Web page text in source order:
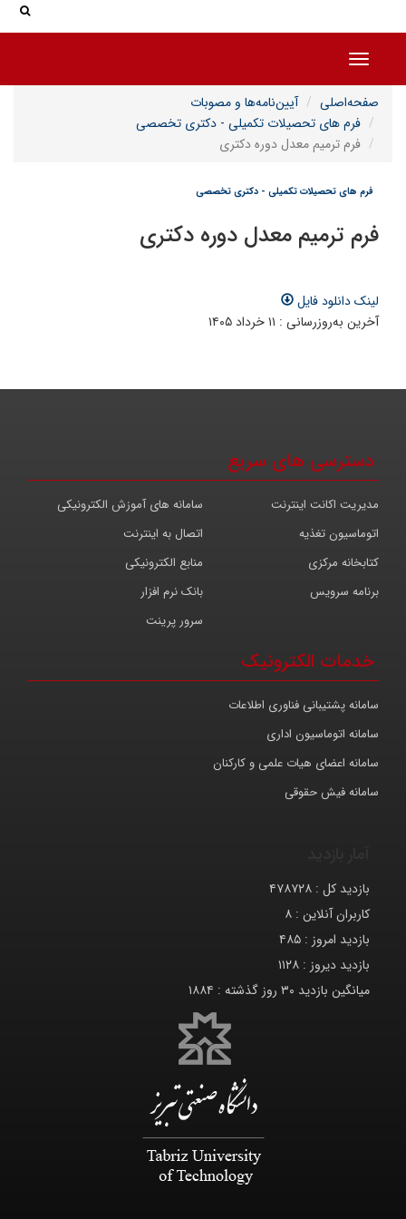
Toggle navigation
صفحه‌اصلی
آیین‌نامه‌ها و مصوبات
فرم های تحصیلات تکمیلی - دکتری تخصصی
فرم ترمیم معدل دوره دکتری
فرم های تحصیلات تکمیلی - دکتری تخصصی
فرم ترمیم معدل دوره دکتری
لینک دانلود فایل
آخرین به‌روزرسانی : ۱۱ خرداد ۱۴۰۵
دسترسی های سریع
سامانه های آموزش الکترونیکی
مدیریت اکانت اینترنت
اتصال به اینترنت
اتوماسیون تغذیه
منابع الکترونیکی
کتابخانه مرکزی
بانک نرم افزار
برنامه سرویس
سرور پرینت
خدمات الکترونیک
سامانه پشتیبانی فناوری اطلاعات
سامانه اتوماسیون اداری
سامانه اعضای هیات علمی و کارکنان
سامانه فیش حقوقی
بازدید کل : ۴۷۸۷۲۸
کاربران آنلاین : ۸
بازدید امروز : ۴۸۵
بازدید دیروز : ۱۱۲۸
میانگین بازدید ۳۰ روز گذشته :
۱۸۸۴